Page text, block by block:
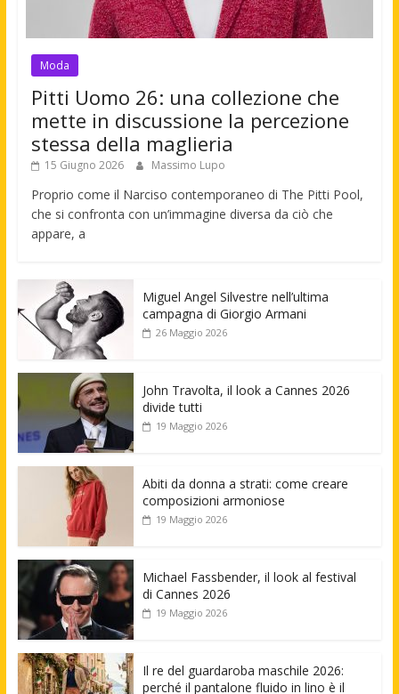
Moda
Pitti Uomo 26: una collezione che
mette in discussione la percezione
stessa della maglieria
15 Giugno 2026 Massimo Lupo
Proprio come il Narciso contemporaneo di The Pitti Pool,
che si confronta con un’immagine diversa da ciò che
appare, a
Miguel Angel Silvestre nell’ultima
campagna di Giorgio Armani
26 Maggio 2026
John Travolta, il look a Cannes 2026
divide tutti
19 Maggio 2026
Abiti da donna a strati: come creare
composizioni armoniose
19 Maggio 2026
Michael Fassbender, il look al festival
di Cannes 2026
19 Maggio 2026
Il re del guardaroba maschile 2026:
perché il pantalone fluido in lino è il